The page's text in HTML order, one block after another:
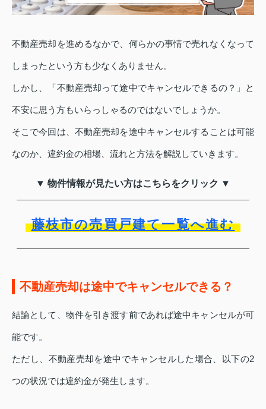
不動産売却を進めるなかで、何らかの事情で売れなくなって
しまったという方も少なくありません。
しかし、「不動産売却って途中でキャンセルできるの？」と
不安に思う方もいらっしゃるのではないでしょうか。
そこで今回は、不動産売却を途中キャンセルすることは可能
なのか、違約金の相場、流れと方法を解説していきます。
▼ 物件情報が見たい方はこちらをクリック ▼
藤枝市の売買戸建て一覧へ進む
不動産売却は途中でキャンセルできる？
結論として、物件を引き渡す前であれば途中キャンセルが可
能です。
ただし、不動産売却を途中でキャンセルした場合、以下の2
つの状況では違約金が発生します。